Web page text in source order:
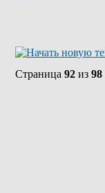
Страница 92 из 98